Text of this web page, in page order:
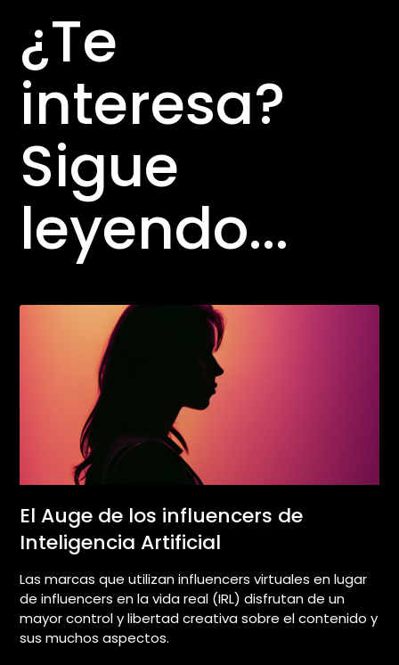
¿Te
interesa?
Sigue
leyendo...
El Auge de los influencers de
Inteligencia Artificial
Las marcas que utilizan influencers virtuales en lugar
de influencers en la vida real (IRL) disfrutan de un
mayor control y libertad creativa sobre el contenido y
sus muchos aspectos.